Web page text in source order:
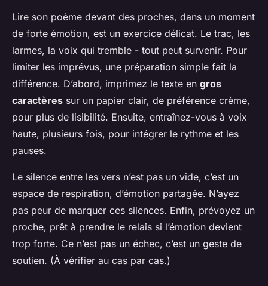
Lire son poème devant des proches, dans un moment
de forte émotion, est un exercice délicat. Le trac, les
larmes, la voix qui tremble - tout peut survenir. Pour
limiter les imprévus, une préparation simple fait la
différence. D’abord, imprimez le texte en gros
caractères sur un papier clair, de préférence crème,
pour plus de lisibilité. Ensuite, entraînez-vous à voix
haute, plusieurs fois, pour intégrer le rythme et les
pauses.
Le silence entre les vers n’est pas un vide, c’est un
espace de respiration, d’émotion partagée. N’ayez
pas peur de marquer ces silences. Enfin, prévoyez un
proche, prêt à prendre le relais si l’émotion devient
trop forte. Ce n’est pas un échec, c’est un geste de
soutien. (À vérifier au cas par cas.)